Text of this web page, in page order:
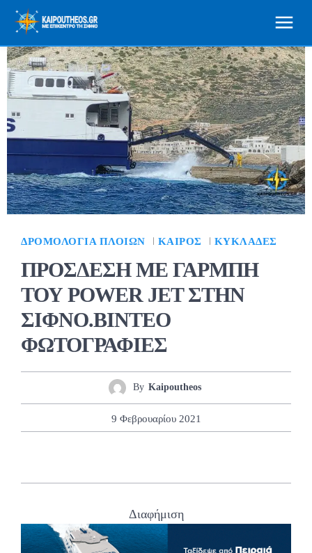
ΔΡΟΜΟΛΌΓΙΑ ΠΛΟΊΩΝ ΚΑΙΡΌΣ ΚΥΚΛΆΔΕΣ
ΠΡΟΣΔΕΣΗ ΜΕ ΓΑΡΜΠΗ
ΤΟΥ POWER JET ΣΤΗΝ
ΣΙΦΝΟ.ΒΙΝΤΕΟ
ΦΩΤΟΓΡΑΦΙΕΣ
By Kaipoutheos
9 Φεβρουαρίου 2021
Διαφήμιση